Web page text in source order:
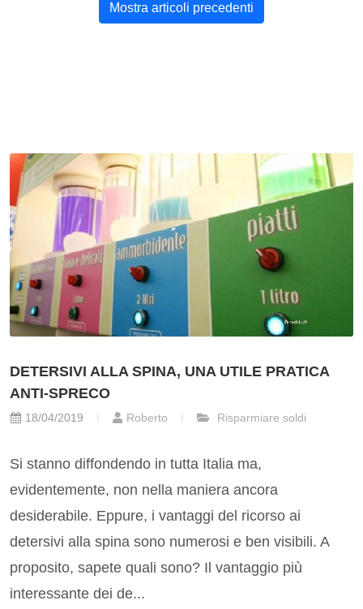
Mostra articoli precedenti
DETERSIVI ALLA SPINA, UNA UTILE PRATICA
ANTI-SPRECO
18/04/2019 Roberto Risparmiare soldi
Si stanno diffondendo in tutta Italia ma,
evidentemente, non nella maniera ancora
desiderabile. Eppure, i vantaggi del ricorso ai
detersivi alla spina sono numerosi e ben visibili. A
proposito, sapete quali sono? Il vantaggio più
interessante dei de...